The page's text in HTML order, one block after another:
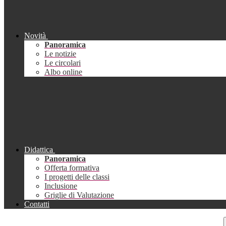
Novità
Panoramica
Le notizie
Le circolari
Albo online
Didattica
Panoramica
Offerta formativa
I progetti delle classi
Inclusione
Griglie di Valutazione
Contatti